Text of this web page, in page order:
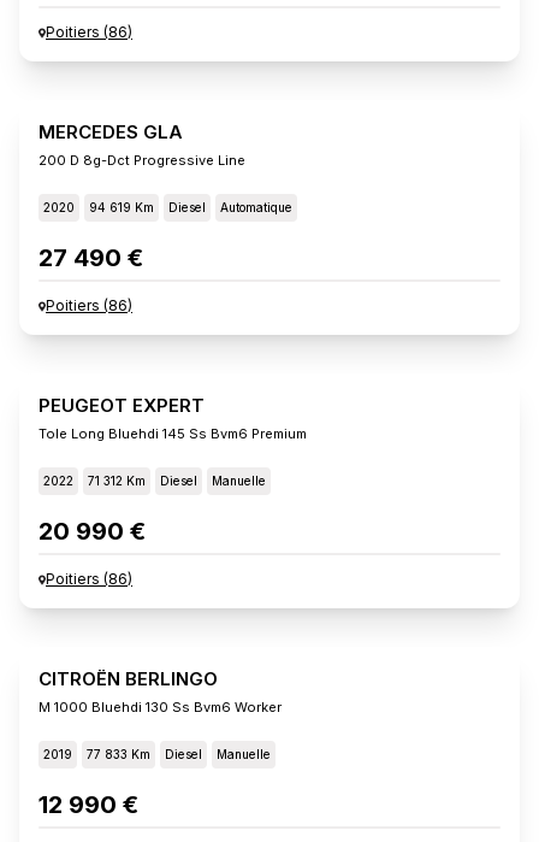
Poitiers (86)
MERCEDES GLA
200 D 8g-Dct Progressive Line
2020 94 619 Km Diesel Automatique
27 490 €
Poitiers (86)
PEUGEOT EXPERT
Tole Long Bluehdi 145 Ss Bvm6 Premium
2022 71 312 Km Diesel Manuelle
20 990 €
Poitiers (86)
CITROËN BERLINGO
M 1000 Bluehdi 130 Ss Bvm6 Worker
2019 77 833 Km Diesel Manuelle
12 990 €